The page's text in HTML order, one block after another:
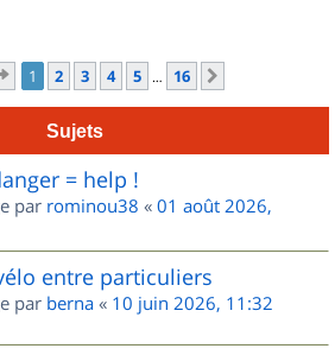
Page 1sur
1 2 3 4 5 … 16
Sujets
= help !
par rominou38 « 01 août 2026,
entre particuliers
par berna « 10 juin 2026, 11:32